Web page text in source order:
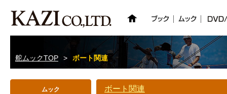
舵ムックTOP > ボート関連
ムック ボート関連